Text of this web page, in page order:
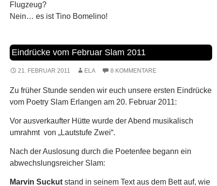
Flugzeug?
Nein… es ist Tino Bomelino!
Eindrücke vom Februar Slam 2011
21. FEBRUAR 2011 ELA 8 KOMMENTARE
Zu früher Stunde senden wir euch unsere ersten Eindrücke
vom Poetry Slam Erlangen am 20. Februar 2011:
Vor ausverkaufter Hütte wurde der Abend musikalisch
umrahmt von „Lautstufe Zwei“.
Nach der Auslosung durch die Poetenfee begann ein
abwechslungsreicher Slam:
Marvin Suckut stand in seinem Text aus dem Bett auf, wie